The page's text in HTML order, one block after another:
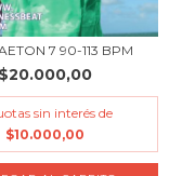
7 90-113 BPM
$20.000,00
sin interés de
$10.000,00